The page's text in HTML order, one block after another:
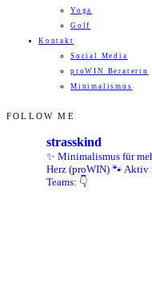
Yoga
Golf
Kontakt
Social Media
proWIN Beraterin
Minimalismus
FOLLOW ME
strasskind
✨ Minimalismus für
Herz (proWIN) 🐾 Aktiv
Teams: 👇